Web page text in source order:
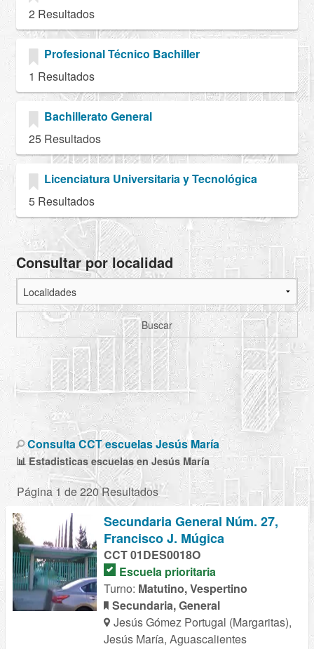
2 Resultados
Profesional Técnico Bachiller
1 Resultados
Bachillerato General
25 Resultados
Licenciatura Universitaria y Tecnológica
5 Resultados
Consultar por localidad
Buscar
Consulta CCT escuelas Jesús María
📊 Estadisticas escuelas en Jesús María
Página 1 de 220 Resultados
Secundaria General Núm. 27,
Francisco J. Múgica
CCT 01DES0018O
Escuela prioritaria
Turno: Matutino, Vespertino
Secundaria, General
Jesús Gómez Portugal (Margaritas),
Jesús María, Aguascalientes